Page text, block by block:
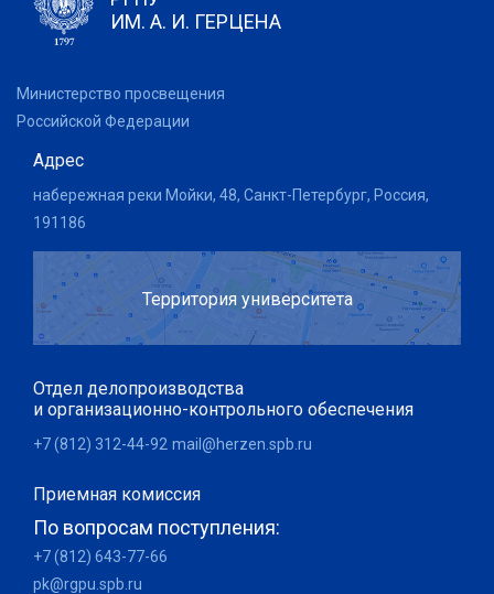
ИМ. А. И. ГЕРЦЕНА
Министерство просвещения
Российской Федерации
Адрес
набережная реки Мойки, 48, Санкт-Петербург, Россия,
191186
Территория университета
Отдел делопроизводства
и организационно-контрольного обеспечения
+7 (812) 312-44-92 mail@herzen.spb.ru
Приемная комиссия
По вопросам поступления:
+7 (812) 643-77-66
pk@rgpu.spb.ru